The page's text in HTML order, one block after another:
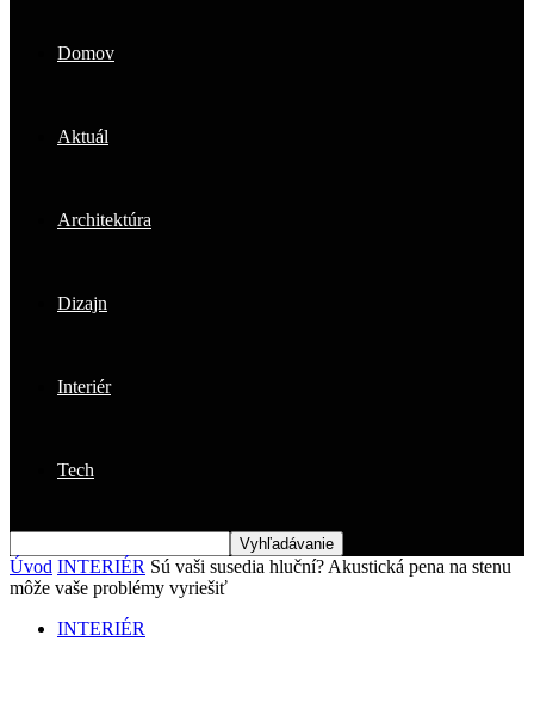
Domov
Aktuál
Architektúra
Dizajn
Interiér
Tech
Úvod INTERIÉR Sú vaši susedia hluční? Akustická pena na stenu
môže vaše problémy vyriešiť
INTERIÉR